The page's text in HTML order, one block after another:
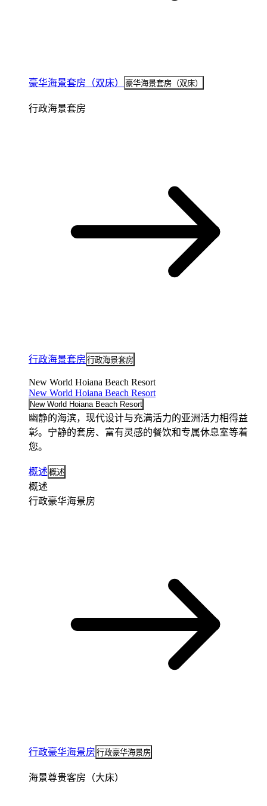
豪华海景套房（双床） 豪华海景套房（双床）
行政海景套房
行政海景套房 行政海景套房
New World Hoiana Beach Resort
New World Hoiana Beach Resort
New World Hoiana Beach Resort
幽静的海滨，现代设计与充满活力的亚洲活力相得益
彰。宁静的套房、富有灵感的餐饮和专属休息室等着
您。
概述 概述
概述
行政豪华海景房
行政豪华海景房 行政豪华海景房
海景尊贵客房（大床）